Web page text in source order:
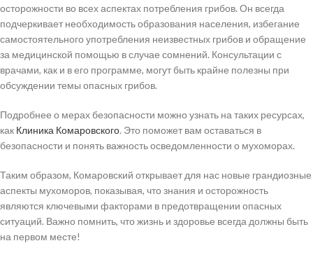
осторожности во всех аспектах потребления грибов. Он всегда
подчеркивает необходимость образования населения, избегание
самостоятельного употребления неизвестных грибов и обращение
за медицинской помощью в случае сомнений. Консультации с
врачами, как и в его программе, могут быть крайне полезны при
обсуждении темы опасных грибов.
Подробнее о мерах безопасности можно узнать на таких ресурсах,
как Клиника Комаровского. Это поможет вам оставаться в
безопасности и понять важность осведомленности о мухоморах.
Таким образом, Комаровский открывает для нас новые грандиозные
аспекты мухоморов, показывая, что знания и осторожность
являются ключевыми факторами в предотвращении опасных
ситуаций. Важно помнить, что жизнь и здоровье всегда должны быть
на первом месте!